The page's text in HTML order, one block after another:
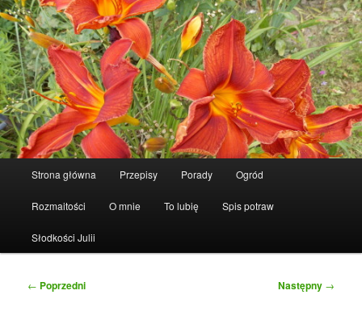
Strona główna Przepisy Porady Ogród
Rozmaitości O mnie To lubię Spis potraw
Słodkości Julii
Nawigacja
← Poprzedni Następny →